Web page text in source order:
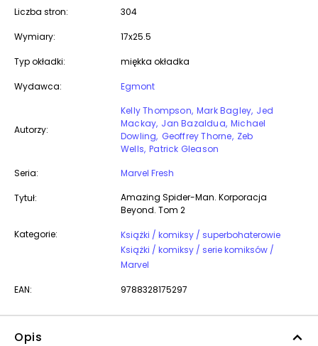
Liczba stron: 304
Wymiary: 17x25.5
Typ okładki: miękka okładka
Wydawca: Egmont
Autorzy:
Kelly Thompson Mark Bagley Jed
Mackay Jan Bazaldua Michael
Dowling Geoffrey Thorne Zeb
Wells Patrick Gleason
Seria:
Marvel Fresh
Tytuł:
Amazing Spider-Man. Korporacja
Beyond. Tom 2
Kategorie:
Książki / komiksy / superbohaterowie
Książki / komiksy / serie komiksów /
Marvel
EAN: 9788328175297
Opis